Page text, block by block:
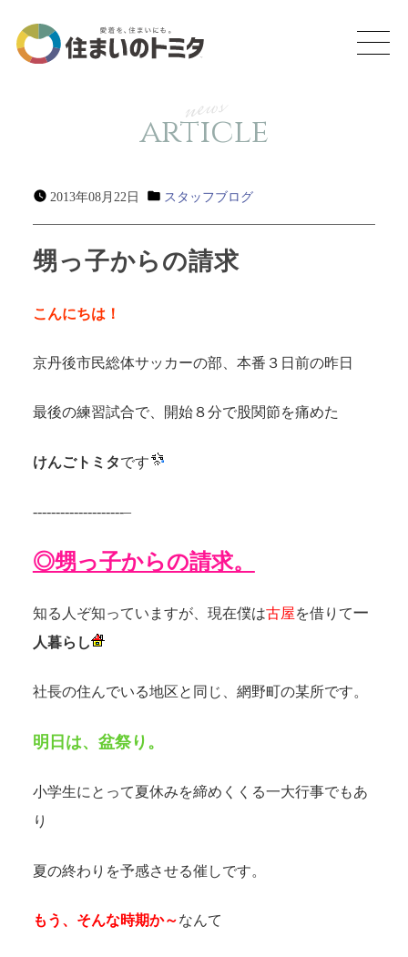
news
article
2013年08月22日 スタッフブログ
甥っ子からの請求
こんにちは！
京丹後市民総体サッカーの部、本番３日前の昨日
最後の練習試合で、開始８分で股関節を痛めた
けんごトミタです
--------------------–
◎甥っ子からの請求。
知る人ぞ知っていますが、現在僕は古屋を借りて一
人暮らし
社長の住んでいる地区と同じ、網野町の某所です。
明日は、盆祭り。
小学生にとって夏休みを締めくくる一大行事でもあ
り
夏の終わりを予感させる催しです。
もう、そんな時期か～なんて